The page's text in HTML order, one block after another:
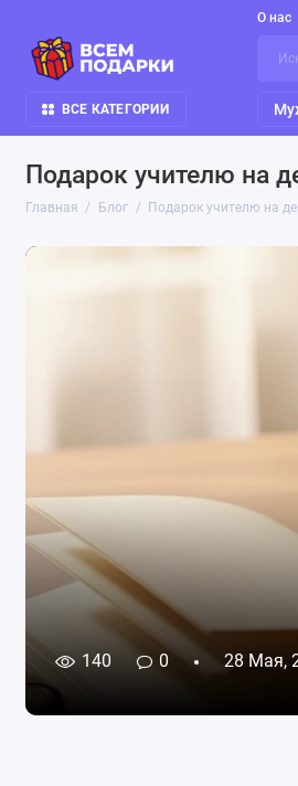
О нас
ВСЕ КАТЕГОРИИ
Подарок учителю на
Главная Блог Подарок учителю на
140 0 28 Мая,